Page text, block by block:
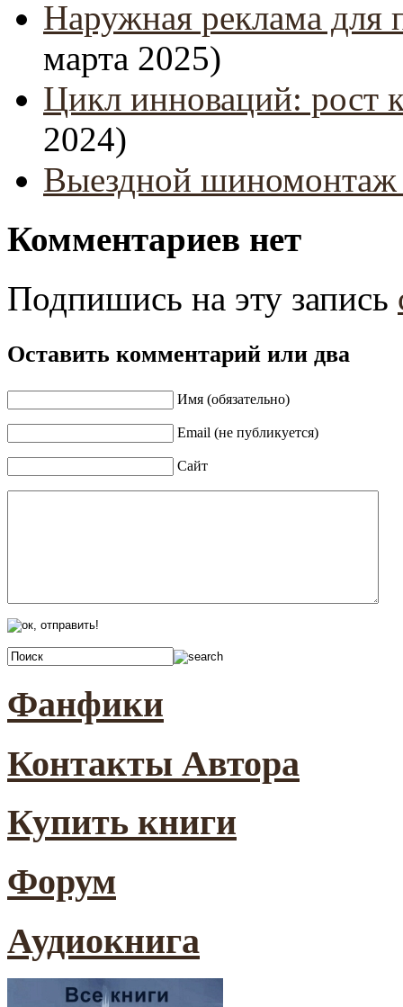
Наружная реклама для
марта 2025)
Цикл инноваций: рост
2024)
Выездной
Комментариев нет
Подпишись на эту запись
Оставить комментарий или два
Имя (обязательно)
Email (не публикуется)
Сайт
Фанфики
Контакты Автора
Купить книги
Форум
Аудиокнига